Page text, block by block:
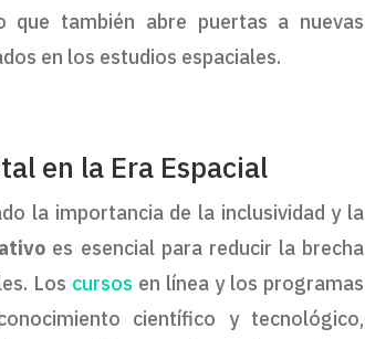
que también abre puertas a nuevas
en los estudios espaciales.
en la Era Espacial
la importancia de la inclusividad y la
es esencial para reducir la brecha
Los cursos en línea y los programas
científico y tecnológico,